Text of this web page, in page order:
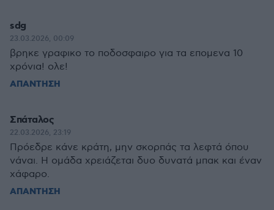
sdg
23.03.2026, 00:09
βρηκε γραφικο το ποδοσφαιρο για τα επομενα 10
χρόνια! ολε!
ΑΠΑΝΤΗΣΗ
Σπάταλος
22.03.2026, 23:19
Πρόεδρε κάνε κράτη, μην σκορπάς τα λεφτά όπου
νάναι. Η ομάδα χρειάζεται δυο δυνατά μπακ και έναν
χάφαρο.
ΑΠΑΝΤΗΣΗ